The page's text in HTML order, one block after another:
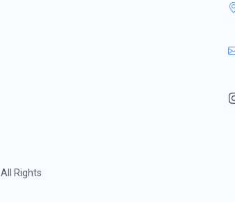
All Rights